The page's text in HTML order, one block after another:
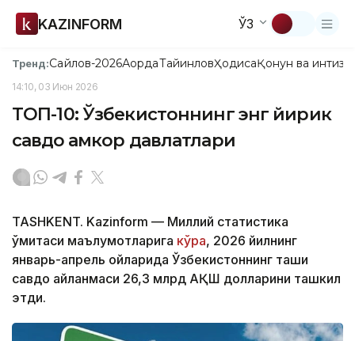
KAZINFORM ЎЗ
Тренд:Сайлов-2026АқордаТайинловҲодисаҚонун ва
14:10, 03 Июн 2026
ТОП-10: Ўзбекистоннинг энг йирик
савдо ҳамкор давлатлари
TASHKENT. Kazinform — Миллий статистика
қўмитаси маълумотларига кўра, 2026 йилнинг
январь-апрель ойларида Ўзбекистоннинг ташқи
савдо айланмаси 26,3 млрд АҚШ долларини ташкил
этди.